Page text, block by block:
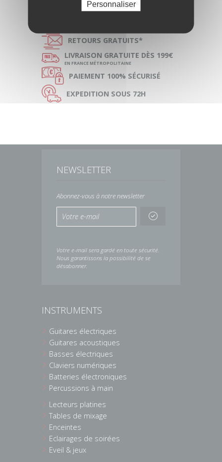
Ñ RETOURS GRATUITS*
ø LIVRAISON GRATUITE DÈS 199€
EN FRANCE MÉTROPOLITAINE
Ø PAIEMENT 100% SÉCURISÉ
Ù EXPEDITION SOUS 72H
NEWSLETTER
Abonnez-vous à notre newsletter
Votre e-mail sera gardé en toute sécurité.
Nous garantissons la possibilité de se
désabonner.
INSTRUMENTS
Guitares électriques
Guitares acoustiques
Basses électriques
Claviers numériques
Batteries électroniques
Percussions à main
Lecteurs platines
Tables de mixage
Enceintes
Eclairages de soirées
Eveil & jeux
Personnaliser